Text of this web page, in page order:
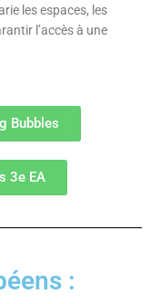
les espaces, les
l’accès à une
Bubbles
3e EA
: